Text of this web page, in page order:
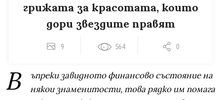
грижата за красотата, които
дори звездите правят
9 564 0
В
ъпреки завидното финансово състояние на
някои знаменитости, това рядко им помага